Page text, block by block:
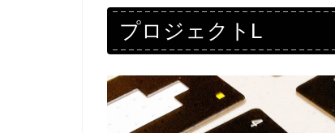
プロジェクトL